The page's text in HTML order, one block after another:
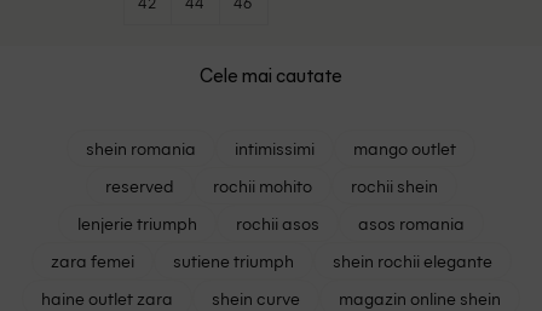
Cele mai cautate
shein romania intimissimi
mango outlet
reserved
rochii mohito
rochii shein
lenjerie triumph
rochii asos
asos romania
zara femei
sutiene triumph
shein rochii elegante
haine outlet zara
shein curve
magazin online shein